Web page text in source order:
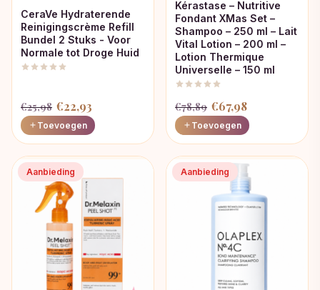
CeraVe Hydraterende
Reinigingscrème Refill
Bundel 2 Stuks - Voor
Normale tot Droge Huid
€25,98 Oorspronkelijke
prijs
was:
€25,98.
€22,93
prijs
is:
€22,93.
Toevoegen
Kérastase – Nutritive
Fondant XMas Set –
Shampoo – 250 ml – Lait
Vital Lotion – 200 ml –
Lotion Thermique
Universelle – 150 ml
€78,89 Oorspronkelijke
prijs
was:
€78,89.
€67,98Huidige
prijs
is:
€67,98.
Toevoegen
Aanbieding Aanbieding